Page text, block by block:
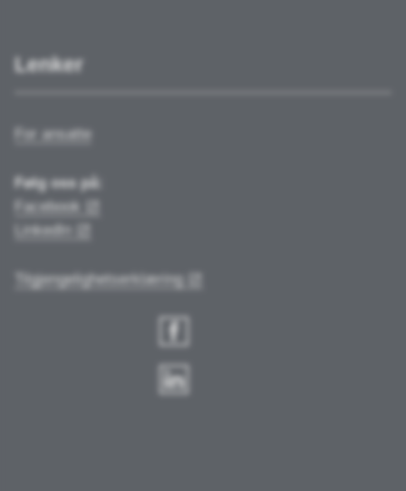
Lenker
For ansatte
Følg oss på:
Facebook
LinkedIn
Tilgjengelighetserklæring